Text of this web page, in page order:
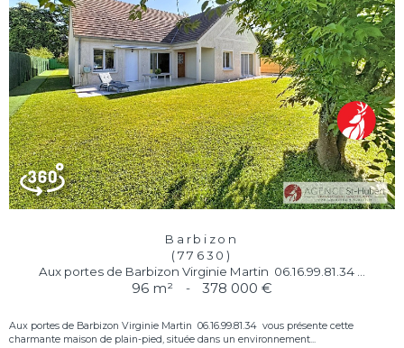
Barbizon
(77630)
Aux portes de Barbizon Virginie Martin  06.16.99.81.34 ...
96 m² - 378 000 €
Aux portes de Barbizon Virginie Martin  06.16.99.81.34  vous présente cette
charmante maison de plain-pied, située dans un environnement...